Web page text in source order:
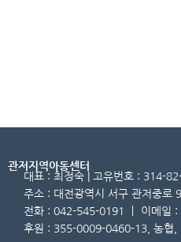
관저지역아동센터
대표 : 최정숙 | 고유번호 : 314-
주소 : 대전광역시 서구 관저중로
전화 : 042-545-0191 ㅣ 이메일
후원 : 355-0009-0460-13, 농협,